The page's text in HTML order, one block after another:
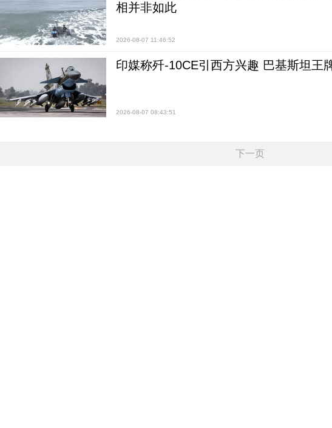
相并非如此
2026-08-07 11:46:52
印媒称歼-10CE引西方兴趣 巴基斯坦王
2026-08-07 08:43:51
下一页